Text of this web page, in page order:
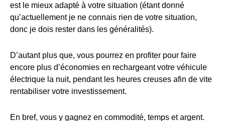
est le mieux adapté à votre situation (étant donné
qu’actuellement je ne connais rien de votre situation,
donc je dois rester dans les généralités).
D’autant plus que, vous pourrez en profiter pour faire
encore plus d’économies en rechargeant votre véhicule
électrique la nuit, pendant les heures creuses afin de vite
rentabiliser votre investissement.
En bref, vous y gagnez en commodité, temps et argent.